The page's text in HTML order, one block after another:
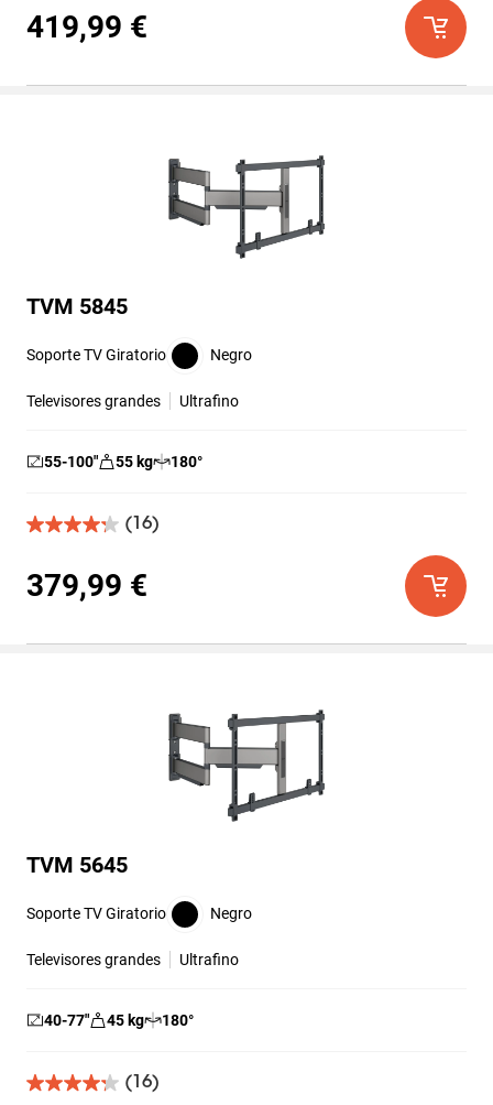
5
estrellas.
reseñas
419,99 €
TVM 5845
Soporte TV Giratorio Negro
Televisores grandes Ultrafino
55-100″ 55 kg 180°
(16)
4.3
5
estrellas.
reseñas
379,99 €
TVM 5645
Soporte TV Giratorio Negro
Televisores grandes Ultrafino
40-77″ 45 kg 180°
(16)
4.3